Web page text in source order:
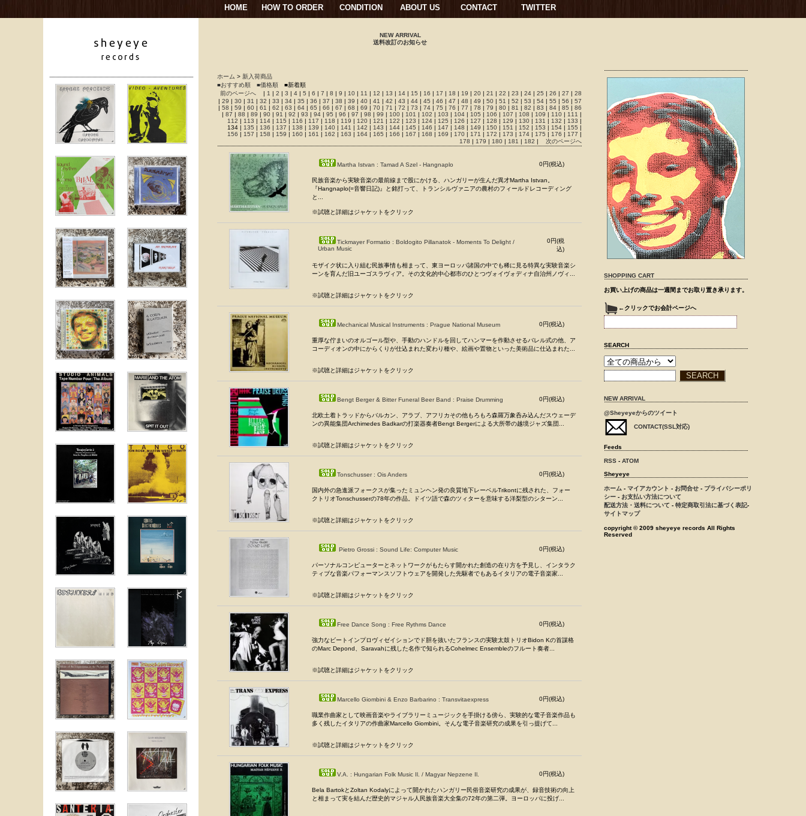
HOME HOW TO ORDER CONDITION ABOUT US CONTACT TWITTER
NEW ARRIVAL
送料改訂のお知らせ
ホーム > 新入荷商品
■おすすめ順
■価格順
■新着順
前のページへ | 1 | 2 | 3 | 4 | 5 | 6 | 7 | 8 | 9 | 10 | 11 | 12 | 13 | 14 | 15 | 16 | 17 | 18 | 19 | 20 | 21 | 22 | 23 | 24 | 25 | 26 | 27 | 28
| 29 | 30 | 31 | 32 | 33 | 34 | 35 | 36 | 37 | 38 | 39 | 40 | 41 | 42 | 43 | 44 | 45 | 46 | 47 | 48 | 49 | 50 | 51 | 52 | 53 | 54 | 55 | 56 | 57
| 58 | 59 | 60 | 61 | 62 | 63 | 64 | 65 | 66 | 67 | 68 | 69 | 70 | 71 | 72 | 73 | 74 | 75 | 76 | 77 | 78 | 79 | 80 | 81 | 82 | 83 | 84 | 85 | 86
| 87 | 88 | 89 | 90 | 91 | 92 | 93 | 94 | 95 | 96 | 97 | 98 | 99 | 100 | 101 | 102 | 103 | 104 | 105 | 106 | 107 | 108 | 109 | 110 | 111 |
112 | 113 | 114 | 115 | 116 | 117 | 118 | 119 | 120 | 121 | 122 | 123 | 124 | 125 | 126 | 127 | 128 | 129 | 130 | 131 | 132 | 133 |
134 | 135 | 136 | 137 | 138 | 139 | 140 | 141 | 142 | 143 | 144 | 145 | 146 | 147 | 148 | 149 | 150 | 151 | 152 | 153 | 154 | 155 |
156 | 157 | 158 | 159 | 160 | 161 | 162 | 163 | 164 | 165 | 166 | 167 | 168 | 169 | 170 | 171 | 172 | 173 | 174 | 175 | 176 | 177 |
178 | 179 | 180 | 181 | 182 | 次のページへ
Martha Istvan : Tamad A Szel - Hangnaplo 0円(税込)
民族音楽から実験音楽の最前線まで股にかける、ハンガリーが生んだ異才Martha Istvan。
『Hangnaplo(=音響日記)』と銘打って、トランシルヴァニアの農村のフィールドレコーディング
と...
※試聴と詳細はジャケットをクリック
Tickmayer Formatio : Boldogito Pillanatok - Moments To Delight /
Urban Music
0円(税
込)
モザイク状に入り組む民族事情も相まって、東ヨーロッパ諸国の中でも稀に見る特異な実験音楽シ
ーンを育んだ旧ユーゴスラヴィア。その文化的中心都市のひとつヴォイヴォディナ自治州ノヴィ...
※試聴と詳細はジャケットをクリック
Mechanical Musical Instruments : Prague National Museum 0円(税込)
重厚な佇まいのオルゴール型や、手動のハンドルを回してハンマーを作動させるバレル式の他、ア
コーディオンの中にからくりが仕込まれた変わり種や、絵画や置物といった美術品に仕込まれた...
※試聴と詳細はジャケットをクリック
Bengt Berger & Bitter Funeral Beer Band : Praise Drumming 0円(税込)
北欧土着トラッドからバルカン、アラブ、アフリカその他もろもろ森羅万象呑み込んだスウェーデ
ンの異能集団Archimedes Badkarの打楽器奏者Bengt Bergerによる大所帯の越境ジャズ集団...
※試聴と詳細はジャケットをクリック
Tonschusser : Ois Anders 0円(税込)
国内外の急進派フォークスが集ったミュンヘン発の良質地下レーベルTrikontに残された、フォー
クトリオTonschusserの78年の作品。ドイツ語で森のツィターを意味する洋梨型のシターン...
※試聴と詳細はジャケットをクリック
Pietro Grossi : Sound Life: Computer Music 0円(税込)
パーソナルコンピューターとネットワークがもたらす開かれた創造の在り方を予見し、インタラク
ティブな音楽パフォーマンスソフトウェアを開発した先駆者でもあるイタリアの電子音楽家...
※試聴と詳細はジャケットをクリック
Free Dance Song : Free Rythms Dance 0円(税込)
強力なビートインプロヴィゼイションでド胆を抜いたフランスの実験太鼓トリオBidon Kの首謀格
のMarc Depond、Saravahに残した名作で知られるCohelmec Ensembleのフルート奏者...
※試聴と詳細はジャケットをクリック
Marcello Giombini & Enzo Barbarino : Transvitaexpress 0円(税込)
職業作曲家として映画音楽やライブラリーミュージックを手掛ける傍ら、実験的な電子音楽作品も
多く残したイタリアの作曲家Marcello Giombini。そんな電子音楽研究の成果を引っ提げて...
※試聴と詳細はジャケットをクリック
V.A. : Hungarian Folk Music Il. / Magyar Nepzene Il. 0円(税込)
Bela BartokとZoltan Kodalyによって開かれたハンガリー民俗音楽研究の成果が、録音技術の向上
と相まって実を結んだ歴史的マジャル人民族音楽大全集の72年の第二弾。ヨーロッパに投げ...
SHOPPING CART
お買い上げの商品は一週間までお取り置き承ります。
←クリックでお会計ページへ
SEARCH
NEW ARRIVAL
@Sheyeyeからのツイート
CONTACT(SSL対応)
Feeds
RSS - ATOM
Sheyeye
ホーム - マイアカウント - お問合せ - プライバシーポリ
シー - お支払い方法について
配送方法・送料について - 特定商取引法に基づく表記-
サイトマップ
copyright © 2009 sheyeye records All Rights
Reserved